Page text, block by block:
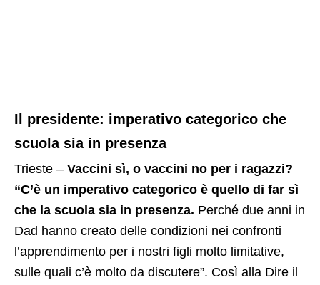
Il presidente: imperativo categorico che
scuola sia in presenza
Trieste – Vaccini sì, o vaccini no per i ragazzi?
“C’è un imperativo categorico è quello di far sì
che la scuola sia in presenza. Perché due anni in
Dad hanno creato delle condizioni nei confronti
l’apprendimento per i nostri figli molto limitative,
sulle quali c’è molto da discutere”. Così alla Dire il